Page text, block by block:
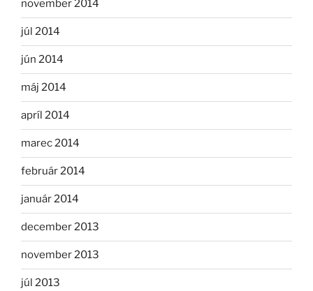
november 2014
júl 2014
jún 2014
máj 2014
apríl 2014
marec 2014
február 2014
január 2014
december 2013
november 2013
júl 2013